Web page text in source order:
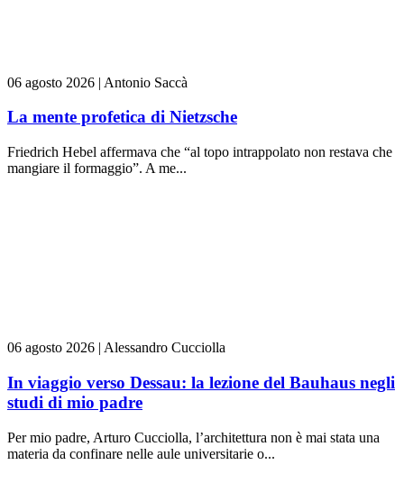
06 agosto 2026 | Antonio Saccà
La mente profetica di Nietzsche
Friedrich Hebel affermava che “al topo intrappolato non restava che
mangiare il formaggio”. A me...
06 agosto 2026 | Alessandro Cucciolla
In viaggio verso Dessau: la lezione del Bauhaus negli
studi di mio padre
Per mio padre, Arturo Cucciolla, l’architettura non è mai stata una
materia da confinare nelle aule universitarie o...